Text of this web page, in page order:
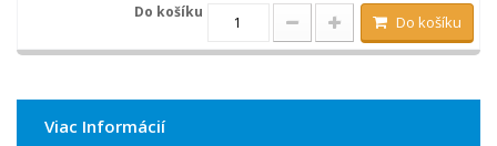
Do košíku
Viac Informácií